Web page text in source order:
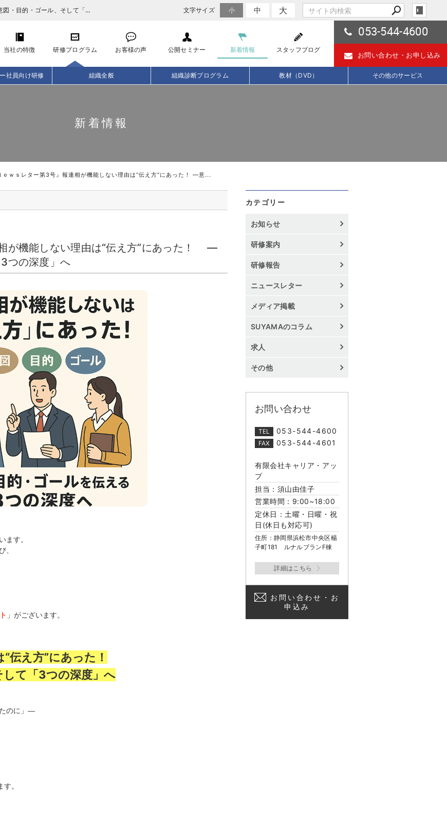
『Ｎｅｗｓレター第3号』報連相が機能しない理由は“伝え方”にあった！ ―意図・目的・ゴール、そして「3つの深度」へ 文字サイズ 小 中 大
当社の特徴 研修プログラム お客様の声 公開セミナー 新着情報 スタッフブログ
053-544-4600
お問い合わせ・ お申し込み
社員向け研修 組織全般 組織診断プログラム 教材（DVD） その他のサービス
新着情報
ｅｗｓレター第3号』報連相が機能しない理由は“伝え方”にあった！ ―意...
が機能しない理由は“伝え方”にあった！ ―
つの深度」へ
す。
、
」がございます。
伝え方”にあった！
て「3つの深度」へ
たのに」―
。
カテゴリー
お知らせ
研修案内
研修報告
ニュースレター
メディア掲載
SUYAMAのコラム
求人
その他
お問い合わせ
TEL 053-544-4600
FAX 053-544-4601
有限会社キャリア・アッ
プ
担当：須山由佳子
営業時間：9:00~18:00
定休日：土曜・日曜・祝
日(休日も対応可)
住所：静岡県浜松市中央区楊
子町181 ルナルブランF棟
お問い合わせ・お
申込み